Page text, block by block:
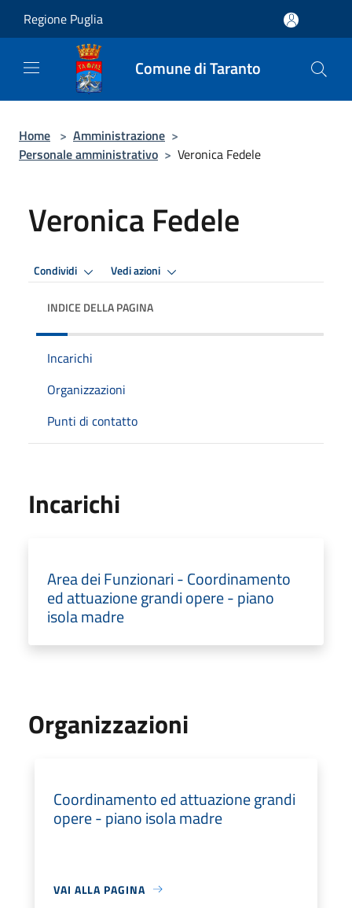
Regione Puglia
Comune di Taranto
Home > Amministrazione >
Personale amministrativo > Veronica Fedele
Veronica Fedele
Condividi Vedi azioni
INDICE DELLA PAGINA
Incarichi
Organizzazioni
Punti di contatto
Incarichi
Area dei Funzionari - Coordinamento
ed attuazione grandi opere - piano
isola madre
Organizzazioni
Coordinamento ed attuazione grandi
opere - piano isola madre
VAI ALLA PAGINA